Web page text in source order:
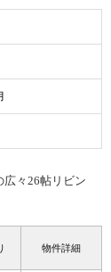
々26帖リビン
物件詳細